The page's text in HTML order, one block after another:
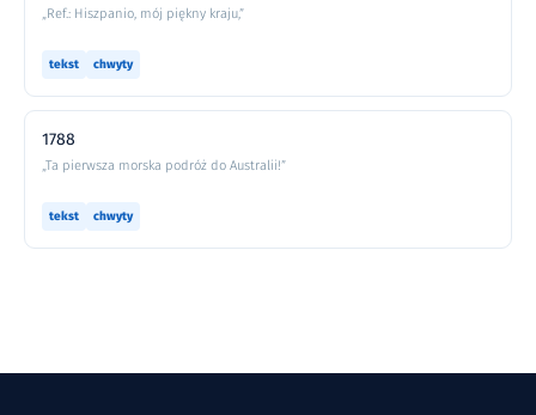
„Ref.: Hiszpanio, mój piękny kraju,”
tekst chwyty
1788
„Ta pierwsza morska podróż do Australii!”
tekst chwyty